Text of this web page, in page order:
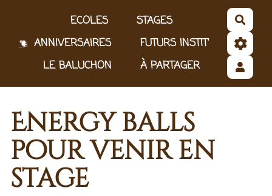
Aller au contenu principal
ECOLES
STAGES
ANNIVERSAIRES
FUTURS INSTIT'
LE BALUCHON
À PARTAGER
Energy balls
pour venir en
stage